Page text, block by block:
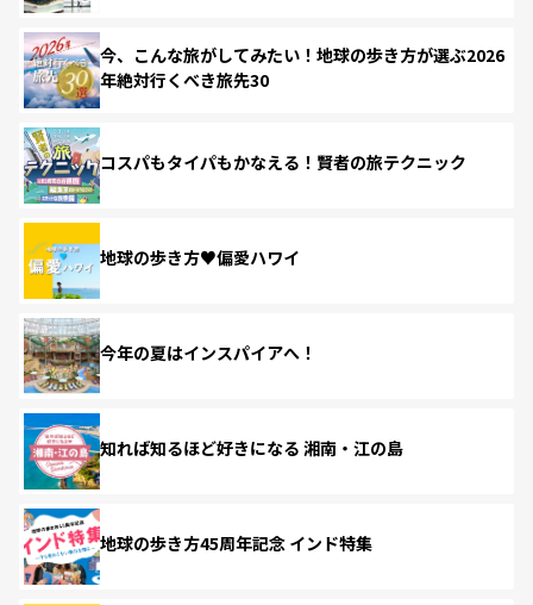
今、こんな旅がしてみたい！地球の歩き方が選ぶ2026
年絶対行くべき旅先30
コスパもタイパもかなえる！賢者の旅テクニック
地球の歩き方♥偏愛ハワイ
今年の夏はインスパイアへ！
知れば知るほど好きになる 湘南・江の島
地球の歩き方45周年記念 インド特集